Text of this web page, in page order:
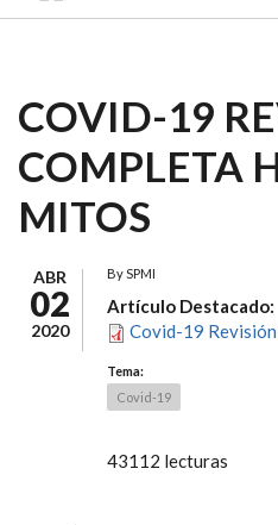
COVID-19
COMPLETA
MITOS
ABR
02
2020
BySPMI
Artículo Destacado:
Covid-19
Tema:
Covid-19
43112 lecturas